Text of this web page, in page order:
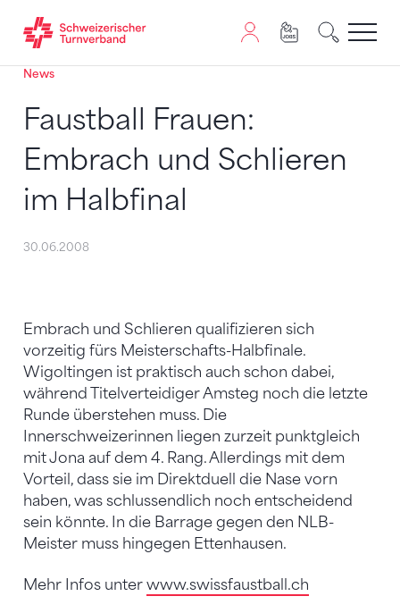
Zum Inhalt springen
Zur Sitemap navigieren
Zum Navigieren dieser Seite wird JavaScript benötigt.
News
Faustball Frauen:
Embrach und Schlieren
im Halbfinal
30.06.2008
Embrach und Schlieren qualifizieren sich
vorzeitig fürs Meisterschafts-Halbfinale.
Wigoltingen ist praktisch auch schon dabei,
während Titelverteidiger Amsteg noch die letzte
Runde überstehen muss. Die
Innerschweizerinnen liegen zurzeit punktgleich
mit Jona auf dem 4. Rang. Allerdings mit dem
Vorteil, dass sie im Direktduell die Nase vorn
haben, was schlussendlich noch entscheidend
sein könnte. In die Barrage gegen den NLB-
Meister muss hingegen Ettenhausen.
Mehr Infos unter www.swissfaustball.ch